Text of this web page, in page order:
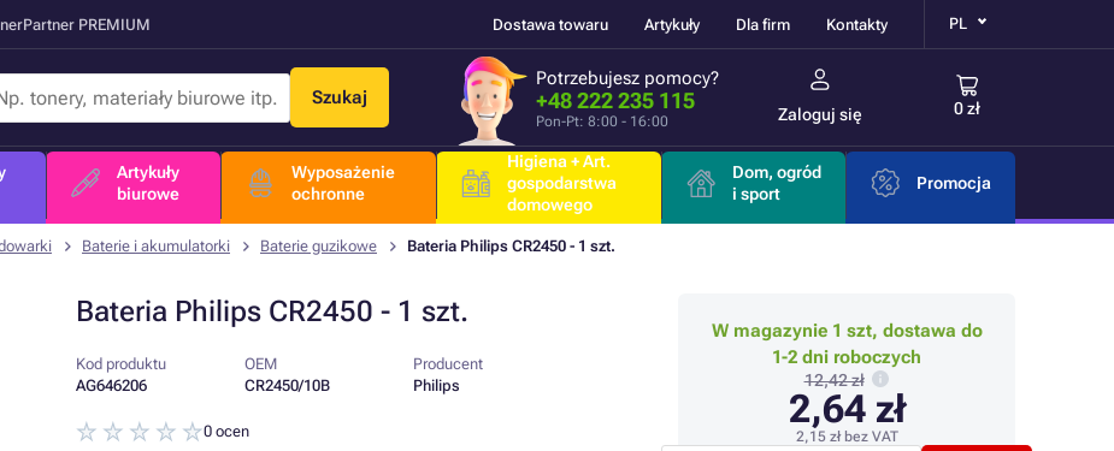
PREMIUM Dostawa towaru Artykuły Dla firm Kontakty PL
Szukaj
Potrzebujesz pomocy?
+48 222 235 115
Pon-Pt: 8:00 - 16:00 Zaloguj się 0 zł
Artykuły
biurowe
Wyposażenie
ochronne
Higiena + Art.
gospodarstwa
domowego
Dom, ogród
i sport
Promocja
Baterie i akumulatorki Baterie guzikowe Bateria Philips CR2450 - 1 szt.
Bateria Philips CR2450 - 1 szt.
Kod produktu
AG646206
OEM
CR2450/10B
Producent
Philips
0 ocen
W magazynie 1 szt, dostawa do
1-2 dni roboczych
12,42 zł
2,64 zł
2,15 złbez VAT